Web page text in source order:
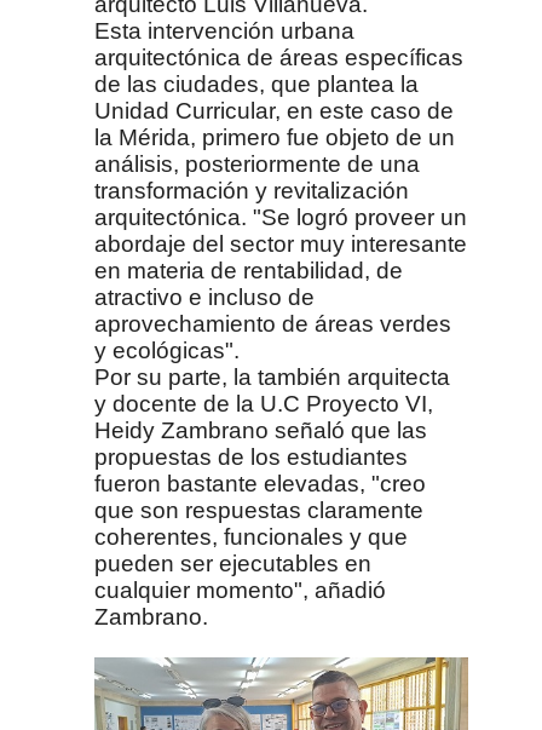
Esta intervención urbana
arquitectónica de áreas específicas
de las ciudades, que plantea la
Unidad Curricular, en este caso de
la Mérida, primero fue objeto de un
análisis, posteriormente de una
transformación y revitalización
arquitectónica. "Se logró proveer un
abordaje del sector muy interesante
en materia de rentabilidad, de
atractivo e incluso de
aprovechamiento de áreas verdes
y ecológicas".
Por su parte, la también arquitecta
y docente de la U.C Proyecto VI,
Heidy Zambrano señaló que las
propuestas de los estudiantes
fueron bastante elevadas, "creo
que son respuestas claramente
coherentes,funcionales y que
pueden ser ejecutables en
cualquier momento", añadió
Zambrano.